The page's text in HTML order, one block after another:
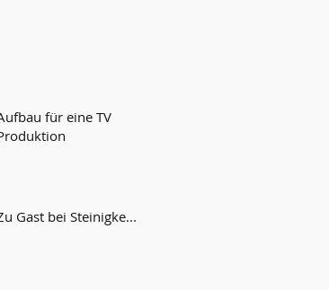
für eine TV
Gast bei Steinigke...